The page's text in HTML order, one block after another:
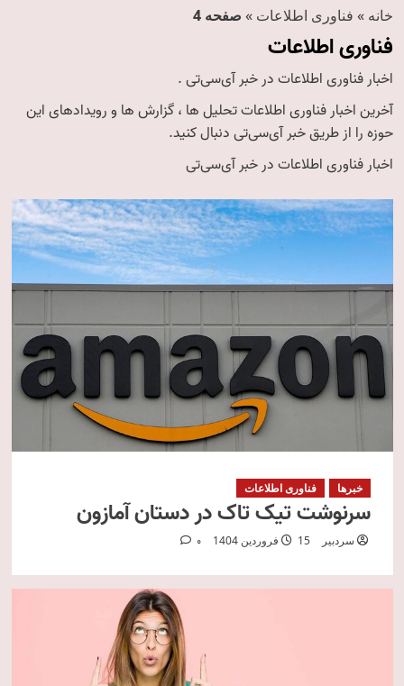
خانه » فناوری اطلاعات » صفحه 4
فناوری اطلاعات
اخبار فناوری اطلاعات در خبر آی‌سی‌تی .
آخرین اخبار فناوری اطلاعات تحلیل ها ، گزارش ها و رویدادهای این
حوزه را از طریق خبر آی‌سی‌تی دنبال کنید.
اخبار فناوری اطلاعات در خبر آی‌سی‌تی
خبرها فناوری اطلاعات
سرنوشت تیک تاک در دستان آمازون
سردبیر 15 فروردین 1404 0